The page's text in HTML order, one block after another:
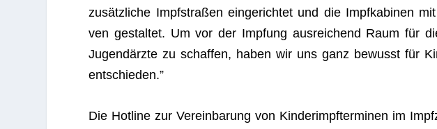
zusätz­li­che Impf­stra­ßen ein­ge­rich­tet und die Impf­ka­bi­nen
ven gestal­tet. Um vor der Imp­fung aus­rei­chend Raum für
Jugend­ärzte zu schaf­fen, haben wir uns ganz bewusst für
entschieden.”
Die Hot­line zur Ver­ein­ba­rung von Kin­der­impf­ter­mi­nen im